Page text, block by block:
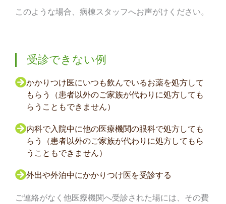
このような場合、病棟スタッフへお声がけください。
受診できない例
かかりつけ医にいつも飲んでいるお薬を処方して
もらう（患者以外のご家族が代わりに処方しても
らうこともできません）
内科で入院中に他の医療機関の眼科で処方しても
らう（患者以外のご家族が代わりに処方してもら
うこともできません）
外出や外泊中にかかりつけ医を受診する
ご連絡がなく他医療機関へ受診された場には、その費